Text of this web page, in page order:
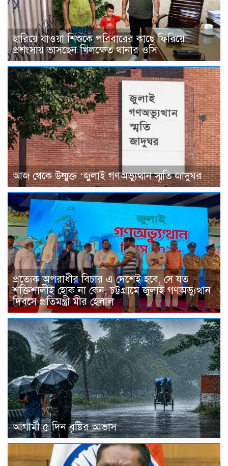
হারিয়ে যাওয়া শিশুকে পরিবারের কাছে ফিরিয়ে
প্রশংসায় ভাসছেন খিলক্ষেত থানার ওসি
আজ থেকে উন্মুক্ত ‘জুলাই গণঅভ্যুত্থান স্মৃতি জাদুঘর
প্রত্যেক অপরাধীর বিচার এ দেশেই হবে, সে যত
শক্তিশালীই হোক না কেন, চট্টগ্রামে জুলাই গণঅভ্যুত্থান
দিবসে প্রতিমন্ত্রী মীর হেলাল
আগামী ৫ দিন বৃষ্টির আভাস